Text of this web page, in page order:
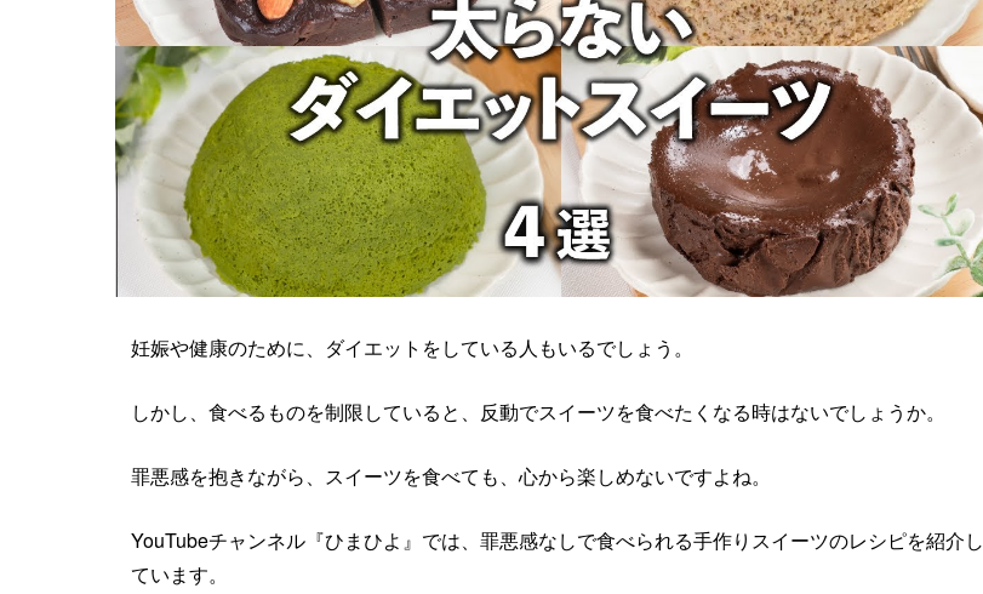
妊娠や健康のために、ダイエットをしている人もいるでしょう。
しかし、食べるものを制限していると、反動でスイーツを食べたくなる時はないでしょうか。
罪悪感を抱きながら、スイーツを食べても、心から楽しめないですよね。
YouTubeチャンネル『ひまひよ』では、罪悪感なしで食べられる手作りスイーツのレシピを紹介し
ています。